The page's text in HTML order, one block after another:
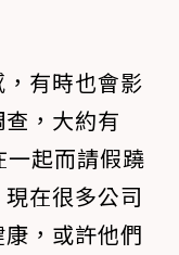
有時也會影
，大約有
起而請假蹺
在很多公司
，或許他們